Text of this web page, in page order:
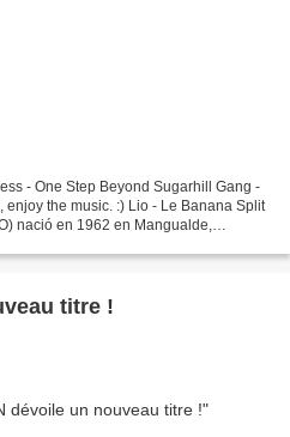
- One Step Beyond Sugarhill Gang -
enjoy the music. :) Lio - Le Banana Split
nació en 1962 en Mangualde,
titre !